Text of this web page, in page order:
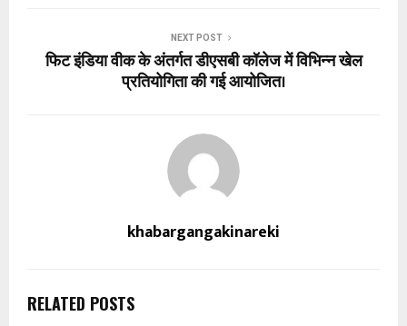
NEXT POST
फिट इंडिया वीक के अंतर्गत डीएसबी कॉलेज में विभिन्न खेल
प्रतियोगिता की गई आयोजित।
khabargangakinareki
RELATED POSTS